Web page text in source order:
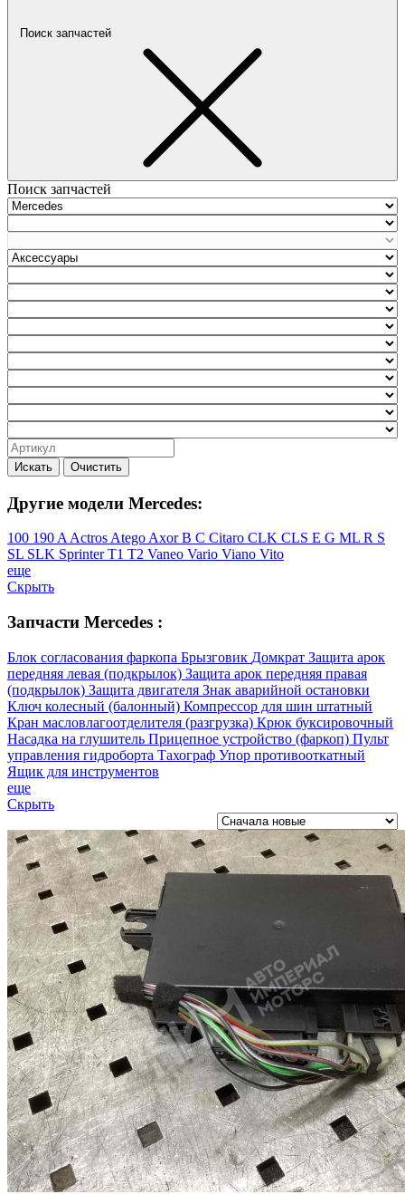
Поиск запчастей
Поиск запчастей
Искать Очистить
Другие модели Mercedes:
100 190 A Actros Atego AxorB C Citaro CLK CLS E G ML R S
SL SLK SprinterT1 T2 Vaneo Vario Viano Vito
еще
Скрыть
Запчасти Mercedes :
Блок согласования фаркопа Брызговик Домкрат Защита арок
передняя левая (подкрылок) Защита арок передняя правая
(подкрылок) Защита двигателя Знак аварийной остановки
Ключ колесный (балонный) Компрессор для шин штатный
Кран масловлагоотделителя (разгрузка) Крюк буксировочный
Насадка на глушитель Прицепное устройство (фаркоп) Пульт
управления гидроборта Тахограф Упор противооткатный
Ящик для инструментов
еще
Скрыть